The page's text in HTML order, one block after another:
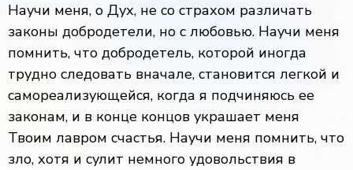
Научи меня, о Дух, не со страхом различать
законы добродетели, но с любовью. Научи меня
помнить, что добродетель, которой иногда
трудно следовать вначале, становится легкой и
самореализующейся, когда я подчиняюсь ее
законам, и в конце концов украшает меня
Твоим лавром счастья. Научи меня помнить, что
зло, хотя и сулит немного удовольствия в